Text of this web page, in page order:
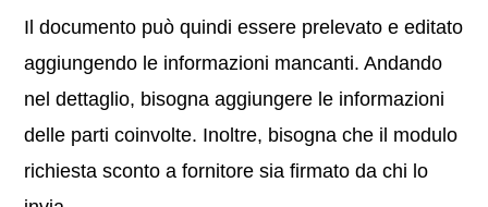
Il documento può quindi essere prelevato e editato
aggiungendo le informazioni mancanti. Andando
nel dettaglio, bisogna aggiungere le informazioni
delle parti coinvolte. Inoltre, bisogna che il modulo
richiesta sconto a fornitore sia firmato da chi lo